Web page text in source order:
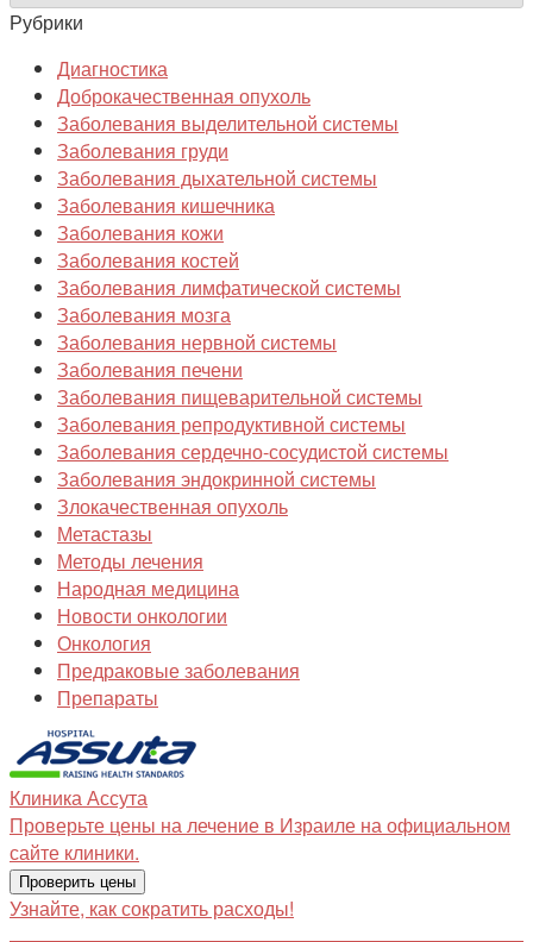
Рубрики
Диагностика
Доброкачественная опухоль
Заболевания выделительной системы
Заболевания груди
Заболевания дыхательной системы
Заболевания кишечника
Заболевания кожи
Заболевания костей
Заболевания лимфатической системы
Заболевания мозга
Заболевания нервной системы
Заболевания печени
Заболевания пищеварительной системы
Заболевания репродуктивной системы
Заболевания сердечно-сосудистой системы
Заболевания эндокринной системы
Злокачественная опухоль
Метастазы
Методы лечения
Народная медицина
Новости онкологии
Онкология
Предраковые заболевания
Препараты
КлиникаАссута
Проверьте цены на лечение в Израиле на официальном
сайте клиники.
Проверить цены
Узнайте, как сократить расходы!